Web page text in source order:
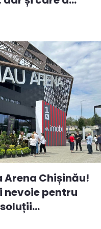
Arena Chișinău!
nevoie pentru